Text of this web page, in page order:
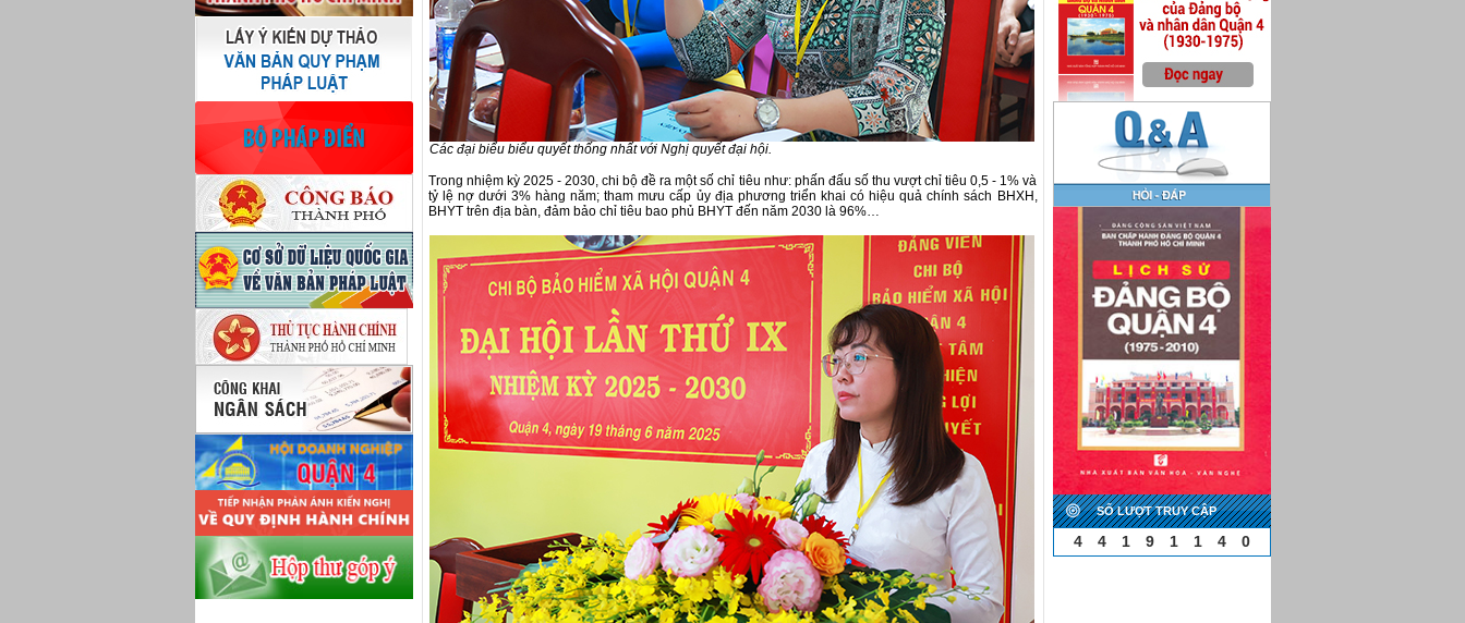
Các đại biểu biểu quyết thống nhất với Nghị quyết đại hội.
Trong nhiệm kỳ 2025 - 2030, chi bộ đề ra một số chỉ tiêu như: phấn đấu số thu vượt chỉ tiêu 0,5 - 1% và
tỷ lệ nợ dưới 3% hàng năm; tham mưu cấp ủy địa phương triển khai có hiệu quả chính sách BHXH,
BHYT trên địa bàn, đảm bảo chỉ tiêu bao phủ BHYT đến năm 2030 là 96%…
SỐ LƯỢT TRUY CẬP
4 4 1 9 1 1 4 0